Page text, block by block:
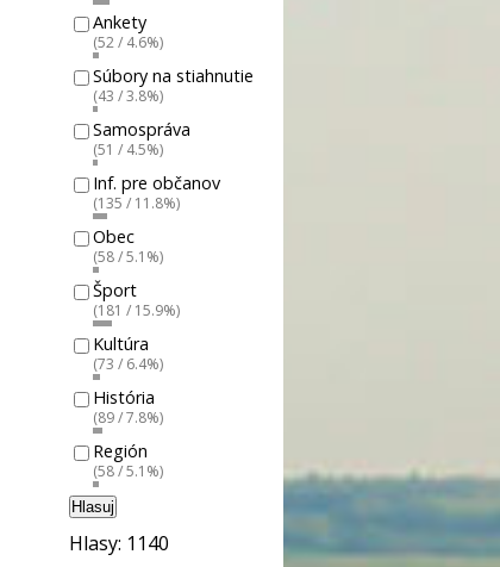
Ankety
(52 / 4.6%)
Súbory na stiahnutie
(43 / 3.8%)
Samospráva
(51 / 4.5%)
Inf. pre občanov
(135 / 11.8%)
Obec
(58 / 5.1%)
Šport
(181 / 15.9%)
Kultúra
(73 / 6.4%)
História
(89 / 7.8%)
Región
(58 / 5.1%)
Hlasuj
Hlasy: 1140